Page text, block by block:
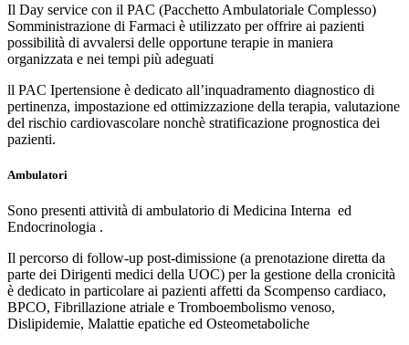
Il Day service con il PAC (Pacchetto Ambulatoriale Complesso)
Somministrazione di Farmaci è utilizzato per offrire ai pazienti
possibilità di avvalersi delle opportune terapie in maniera
organizzata e nei tempi più adeguati
ll PAC Ipertensione è dedicato all’inquadramento diagnostico di
pertinenza, impostazione ed ottimizzazione della terapia, valutazione
del rischio cardiovascolare nonchè stratificazione prognostica dei
pazienti.
Ambulatori
Sono presenti attività di ambulatorio di Medicina Interna ed
Endocrinologia .
Il percorso di follow-up post-dimissione (a prenotazione diretta da
parte dei Dirigenti medici della UOC) per la gestione della cronicità
è dedicato in particolare ai pazienti affetti da Scompenso cardiaco,
BPCO, Fibrillazione atriale e Tromboembolismo venoso,
Dislipidemie, Malattie epatiche ed Osteometaboliche